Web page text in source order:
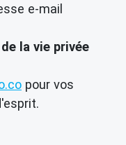
e-mail
la vie privée
pour vos